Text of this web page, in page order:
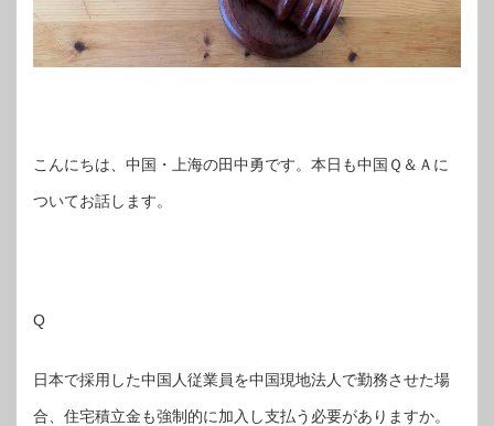
こんにちは、中国・上海の田中勇です。本日も中国Ｑ＆Ａに
ついてお話します。
Q
日本で採用した中国人従業員を中国現地法人で勤務させた場
合、住宅積立金も強制的に加入し支払う必要がありますか。